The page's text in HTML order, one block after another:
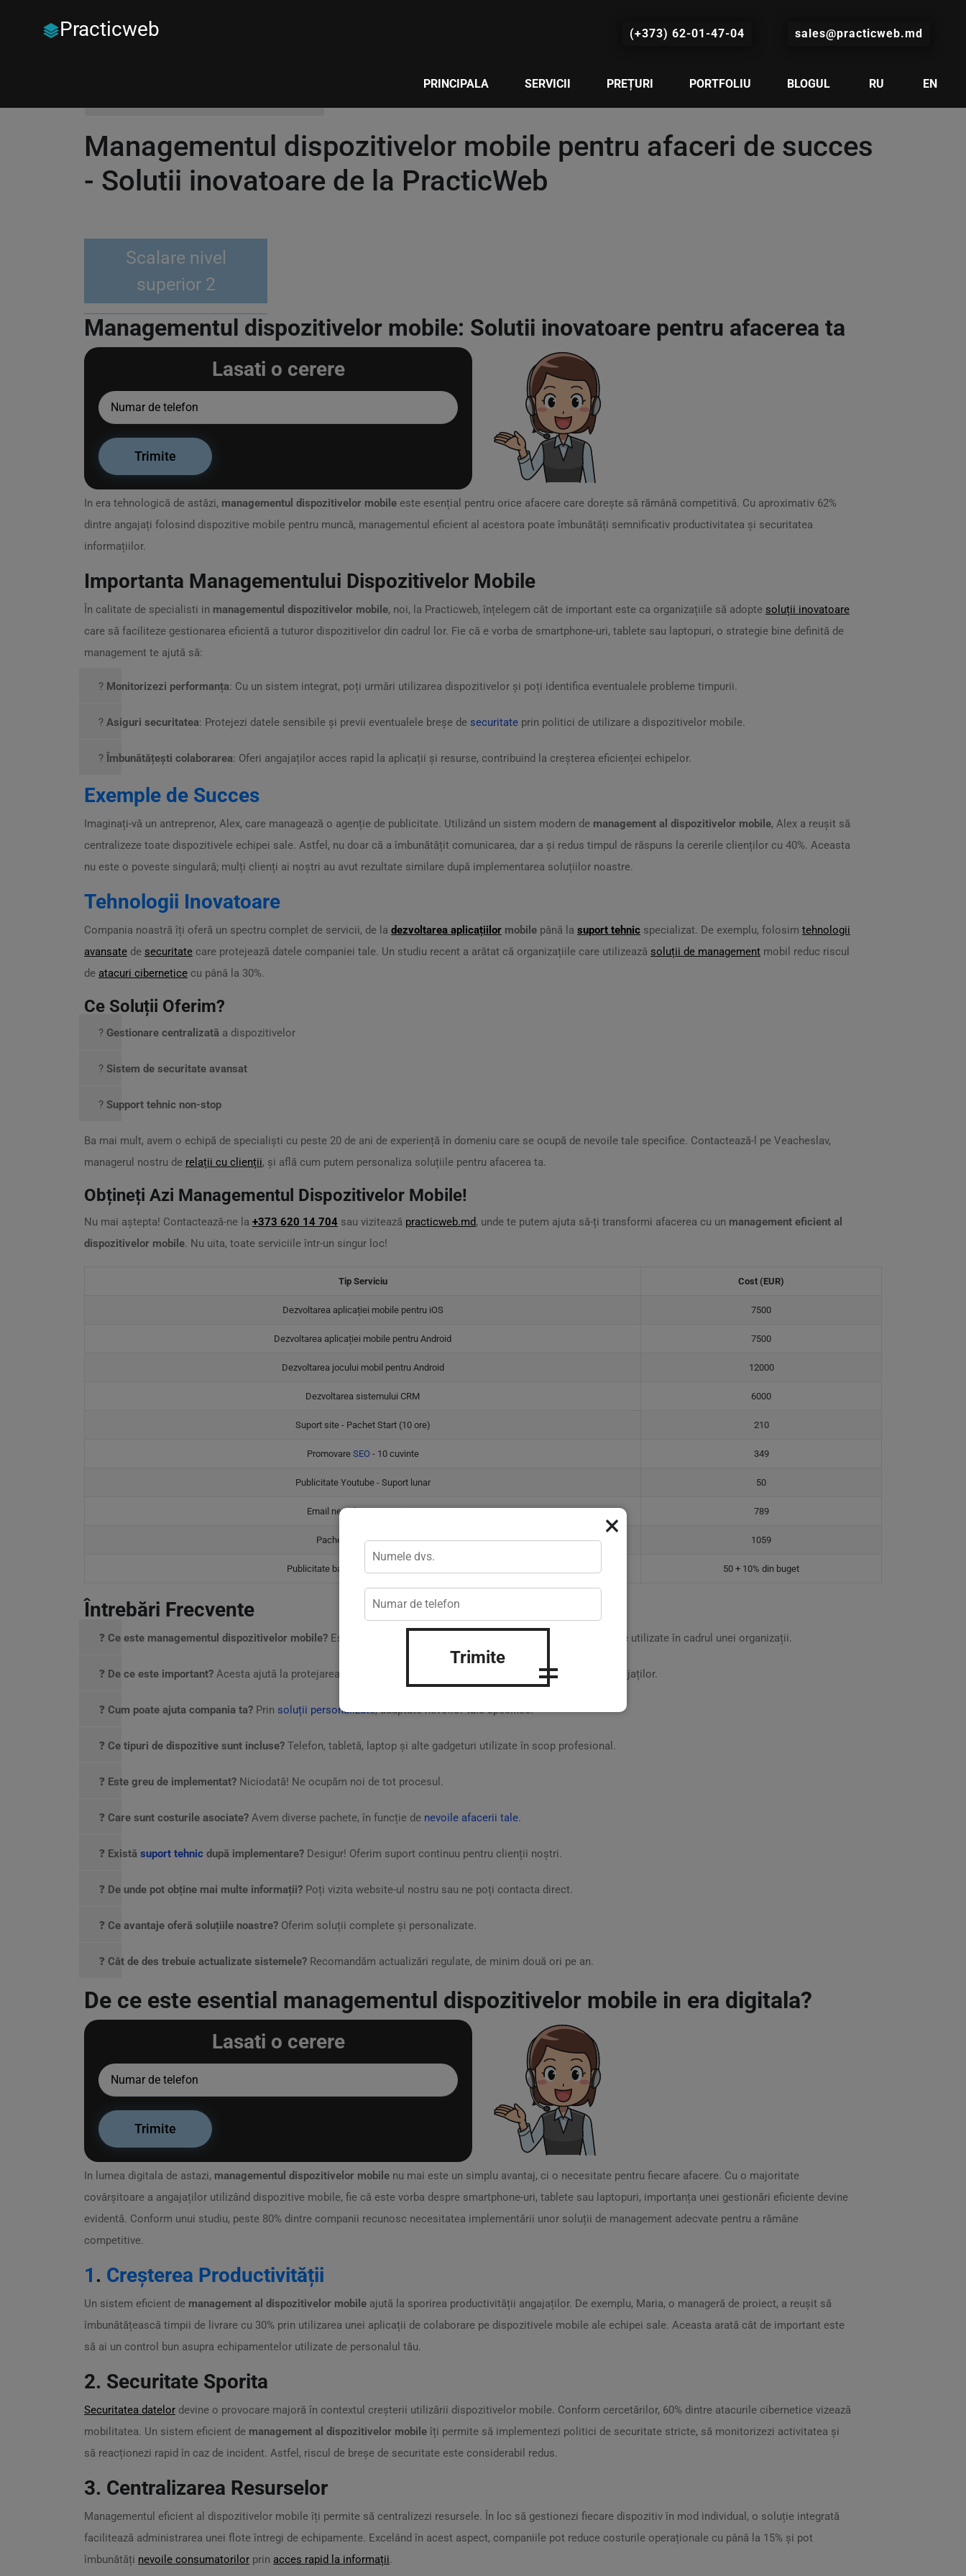
Practicweb sales@practicweb.md
(+373) 62-01-47-04
PRINCIPALA SERVICII PREȚURI PORTFOLIU BLOGUL RU EN
Managementul dispozitivelor mobile pentru afaceri de succes
- Solutii inovatoare de la PracticWeb
Scalare nivel
superior 2
Managementul dispozitivelor mobile: Solutii inovatoare pentru afacerea ta
Lasati o cerere
In era tehnologică de astăzi, managementul dispozitivelor mobile este esențial pentru orice afacere care dorește să rămână competitivă. Cu aproximativ 62%
dintre angajați folosind dispozitive mobile pentru muncă, managementul eficient al acestora poate îmbunătăți semnificativ productivitatea și securitatea
informațiilor.
Importanta Managementului Dispozitivelor Mobile
În calitate de specialisti in managementul dispozitivelor mobile, noi, la Practicweb, înțelegem cât de important este ca organizațiile să adopte soluții inovatoare
care să faciliteze gestionarea eficientă a tuturor dispozitivelor din cadrul lor. Fie că e vorba de smartphone-uri, tablete sau laptopuri, o strategie bine definită de
management te ajută să:
? Monitorizezi performanța: Cu un sistem integrat, poți urmări utilizarea dispozitivelor și poți identifica eventualele probleme timpurii.
? Asiguri securitatea: Protejezi datele sensibile și previi eventualele breșe de securitate prin politici de utilizare a dispozitivelor mobile.
? Îmbunătățești colaborarea: Oferi angajaților acces rapid la aplicații și resurse, contribuind la creșterea eficienței echipelor.
Exemple de Succes
Imaginați-vă un antreprenor, Alex, care managează o agenție de publicitate. Utilizând un sistem modern de management al dispozitivelor mobile, Alex a reușit să
centralizeze toate dispozitivele echipei sale. Astfel, nu doar că a îmbunătățit comunicarea, dar a și redus timpul de răspuns la cererile clienților cu 40%. Aceasta
nu este o poveste singulară; mulți clienți ai noștri au avut rezultate similare după implementarea soluțiilor noastre.
Tehnologii Inovatoare
Compania noastră îți oferă un spectru complet de servicii, de la dezvoltarea aplicațiilor mobile până la suport tehnic specializat. De exemplu, folosim tehnologii
avansate de securitate care protejează datele companiei tale. Un studiu recent a arătat că organizațiile care utilizează soluții de management mobil reduc riscul
de atacuri cibernetice cu până la 30%.
Ce Soluții Oferim?
?️ Gestionare centralizată a dispozitivelor
? Sistem de securitate avansat
? Support tehnic non-stop
Ba mai mult, avem o echipă de specialiști cu peste 20 de ani de experiență în domeniu care se ocupă de nevoile tale specifice. Contactează-l pe Veacheslav,
managerul nostru de relații cu clienții, și află cum putem personaliza soluțiile pentru afacerea ta.
Obțineți Azi Managementul Dispozitivelor Mobile!
Nu mai aștepta! Contactează-ne la +373 620 14 704 sau vizitează practicweb.md, unde te putem ajuta să-ți transformi afacerea cu un management eficient al
dispozitivelor mobile. Nu uita, toate serviciile într-un singur loc!
Tip Serviciu Cost (EUR)
Dezvoltarea aplicației mobile pentru iOS 7500
Dezvoltarea aplicației mobile pentru Android 7500
Dezvoltarea jocului mobil pentru Android 12000
Dezvoltarea sistemului CRM 6000
Suport site - Pachet Start (10 ore) 210
Promovare SEO - 10 cuvinte 349
Publicitate Youtube - Suport lunar 50
Email newsletter - Premium 789
Pachet SMM - MIDDLE 1059
Publicitate banner Viber - Suport lunar 50 + 10% din buget
Întrebări Frecvente
❓ Ce este managementul dispozitivelor mobile? Este un sistem de gestionare a tuturor echipamentelor mobile utilizate în cadrul unei organizații.
❓ De ce este important? Acesta ajută la protejarea informațiilor sensibile și optimizarea eficienței muncii angajaților.
❓ Cum poate ajuta compania ta? Prin soluții personalizate, adaptate nevoilor tale specifice.
❓ Ce tipuri de dispozitive sunt incluse? Telefon, tabletă, laptop și alte gadgeturi utilizate în scop profesional.
❓ Este greu de implementat? Niciodată! Ne ocupăm noi de tot procesul.
❓ Care sunt costurile asociate? Avem diverse pachete, în funcție de nevoile afacerii tale.
❓ Există suport tehnic după implementare? Desigur! Oferim suport continuu pentru clienții noștri.
❓ De unde pot obține mai multe informații? Poți vizita website-ul nostru sau ne poți contacta direct.
❓ Ce avantaje oferă soluțiile noastre? Oferim soluții complete și personalizate.
❓ Cât de des trebuie actualizate sistemele? Recomandăm actualizări regulate, de minim două ori pe an.
De ce este esential managementul dispozitivelor mobile in era digitala?
Lasati o cerere
In lumea digitala de astazi, managementul dispozitivelor mobile nu mai este un simplu avantaj, ci o necesitate pentru fiecare afacere. Cu o majoritate
covârșitoare a angajaților utilizând dispozitive mobile, fie că este vorba despre smartphone-uri, tablete sau laptopuri, importanța unei gestionări eficiente devine
evidentă. Conform unui studiu, peste 80% dintre companii recunosc necesitatea implementării unor soluții de management adecvate pentru a rămâne
competitive.
1 . Creșterea Productivității
Un sistem eficient de management al dispozitivelor mobile ajută la sporirea productivității angajaților. De exemplu, Maria, o manageră de proiect, a reușit să
îmbunătățească timpii de livrare cu 30% prin utilizarea unei aplicații de colaborare pe dispozitivele mobile ale echipei sale. Aceasta arată cât de important este
să ai un control bun asupra echipamentelor utilizate de personalul tău.
2. Securitate Sporita
Securitatea datelor devine o provocare majoră în contextul creșterii utilizării dispozitivelor mobile. Conform cercetărilor, 60% dintre atacurile cibernetice vizează
mobilitatea. Un sistem eficient de management al dispozitivelor mobile îți permite să implementezi politici de securitate stricte, să monitorizezi activitatea și
să reacționezi rapid în caz de incident. Astfel, riscul de breșe de securitate este considerabil redus.
3. Centralizarea Resurselor
Managementul eficient al dispozitivelor mobile îți permite să centralizezi resursele. În loc să gestionezi fiecare dispozitiv în mod individual, o soluție integrată
facilitează administrarea unei flote întregi de echipamente. Excelând în acest aspect, companiile pot reduce costurile operaționale cu până la 15% și pot
îmbunătăți nevoile consumatorilor prin acces rapid la informații.
×
Trimite